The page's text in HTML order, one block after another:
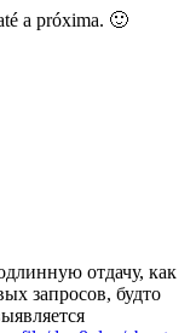
a próxima. 🙂
отдачу, как
запросов, будто